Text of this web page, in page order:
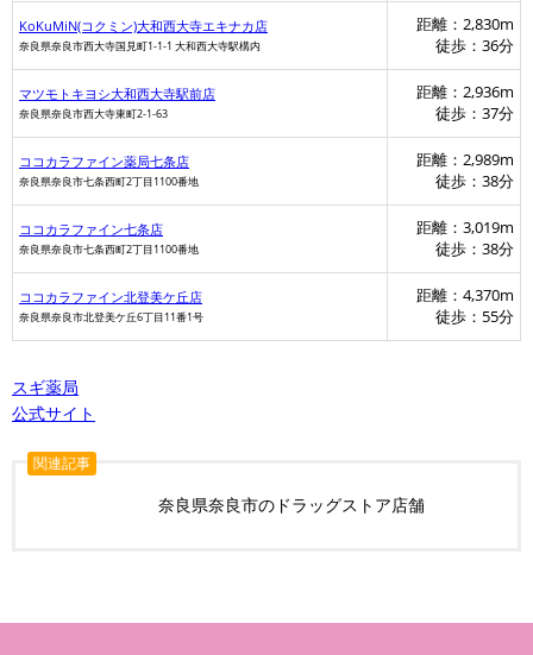
KoKuMiN(コクミン)大和西大寺エキナカ店
奈良県奈良市西大寺国見町1-1-1 大和西大寺駅構内
距離：2,830m
徒歩：36分
マツモトキヨシ大和西大寺駅前店
奈良県奈良市西大寺東町2-1-63
距離：2,936m
徒歩：37分
ココカラファイン薬局七条店
奈良県奈良市七条西町2丁目1100番地
距離：2,989m
徒歩：38分
ココカラファイン七条店
奈良県奈良市七条西町2丁目1100番地
距離：3,019m
徒歩：38分
ココカラファイン北登美ケ丘店
奈良県奈良市北登美ケ丘6丁目11番1号
距離：4,370m
徒歩：55分
スギ薬局
公式サイト
関連記事
奈良県奈良市のドラッグストア店舗